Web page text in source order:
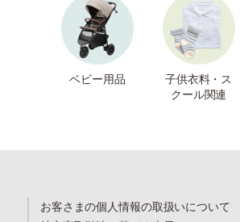
ベビー用品
子供衣料・ス
クール関連
お客さまの個人情報の取扱いについて